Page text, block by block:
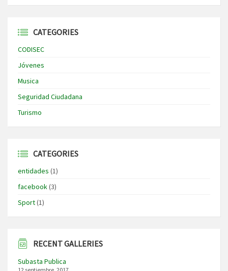
CATEGORIES
CODISEC
Jóvenes
Musica
Seguridad Ciudadana
Turismo
CATEGORIES
entidades (1)
facebook(3)
Sport(1)
RECENT GALLERIES
Subasta Publica